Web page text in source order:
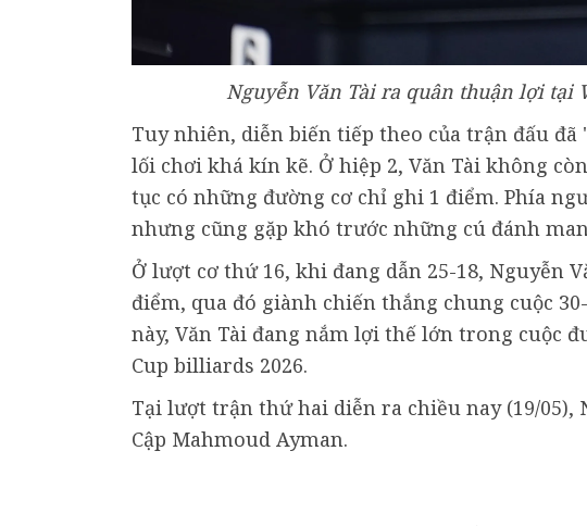
Nguyễn Văn Tài ra quân thuận lợi tại
Tuy nhiên, diễn biến tiếp theo của trận đấu
lối chơi khá kín kẽ. Ở hiệp 2, Văn Tài không
tục có những đường cơ chỉ ghi 1 điểm. Phía
nhưng cũng gặp khó trước những cú đánh
Ở lượt cơ thứ 16, khi đang dẫn 25-18, Nguyễn
điểm, qua đó giành chiến thắng chung cuộc
này, Văn Tài đang nắm lợi thế lớn trong cuộc
Cup billiards 2026.
Tại lượt trận thứ hai diễn ra chiều nay (19/05),
Cập Mahmoud Ayman.